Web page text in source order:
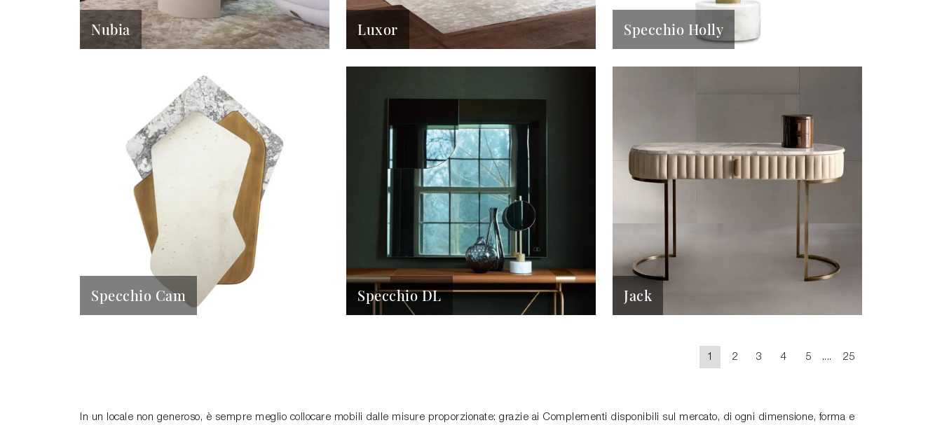
Nubia Luxor Specchio Holly
Specchio Cam Specchio DL Jack
1 2 3 4 5 .... 25
In un locale non generoso, è sempre meglio collocare mobili dalle misure proporzionate: grazie ai Complementi disponibili sul mercato, di ogni dimensione, forma e